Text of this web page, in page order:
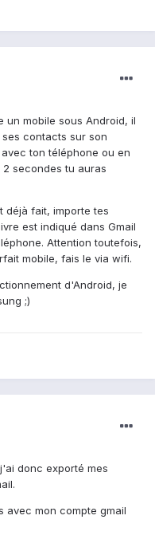
un mobile sous Android, il
contacts sur son
ton téléphone ou en
secondes tu auras
déjà fait, importe tes
est indiqué dans Gmail
Attention toutefois,
mobile, fais le via wifi.
d'Android, je
;)
donc exporté mes
avec mon compte gmail